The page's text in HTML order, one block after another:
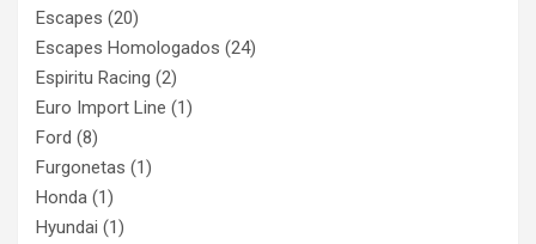
Escapes (20)
Escapes Homologados (24)
Espiritu Racing (2)
Euro Import Line (1)
Ford (8)
Furgonetas (1)
Honda (1)
Hyundai (1)